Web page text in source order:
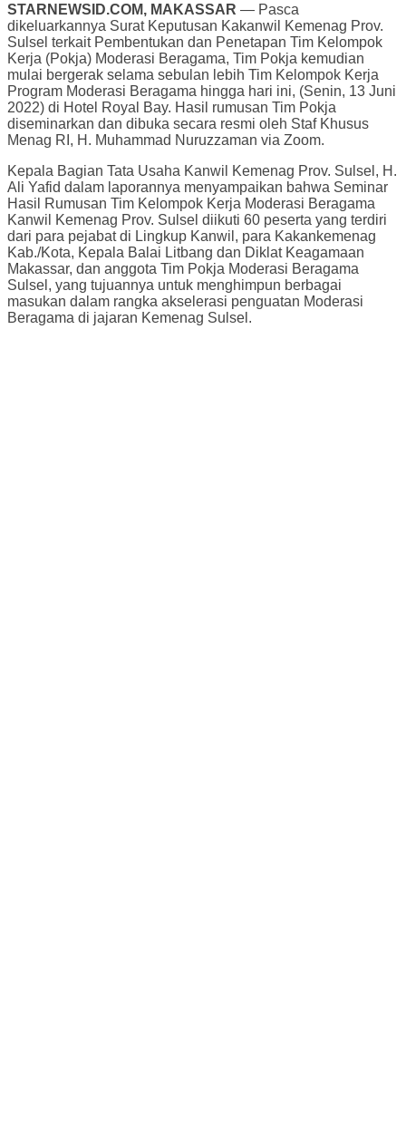
STARNEWSID.COM, MAKASSAR — Pasca
dikeluarkannya Surat Keputusan Kakanwil Kemenag Prov.
Sulsel terkait Pembentukan dan Penetapan Tim Kelompok
Kerja (Pokja) Moderasi Beragama, Tim Pokja kemudian
mulai bergerak selama sebulan lebih Tim Kelompok Kerja
Program Moderasi Beragama hingga hari ini, (Senin, 13 Juni
2022) di Hotel Royal Bay. Hasil rumusan Tim Pokja
diseminarkan dan dibuka secara resmi oleh Staf Khusus
Menag RI, H. Muhammad Nuruzzaman via Zoom.
Kepala Bagian Tata Usaha Kanwil Kemenag Prov. Sulsel, H.
Ali Yafid dalam laporannya menyampaikan bahwa Seminar
Hasil Rumusan Tim Kelompok Kerja Moderasi Beragama
Kanwil Kemenag Prov. Sulsel diikuti 60 peserta yang terdiri
dari para pejabat di Lingkup Kanwil, para Kakankemenag
Kab./Kota, Kepala Balai Litbang dan Diklat Keagamaan
Makassar, dan anggota Tim Pokja Moderasi Beragama
Sulsel, yang tujuannya untuk menghimpun berbagai
masukan dalam rangka akselerasi penguatan Moderasi
Beragama di jajaran Kemenag Sulsel.